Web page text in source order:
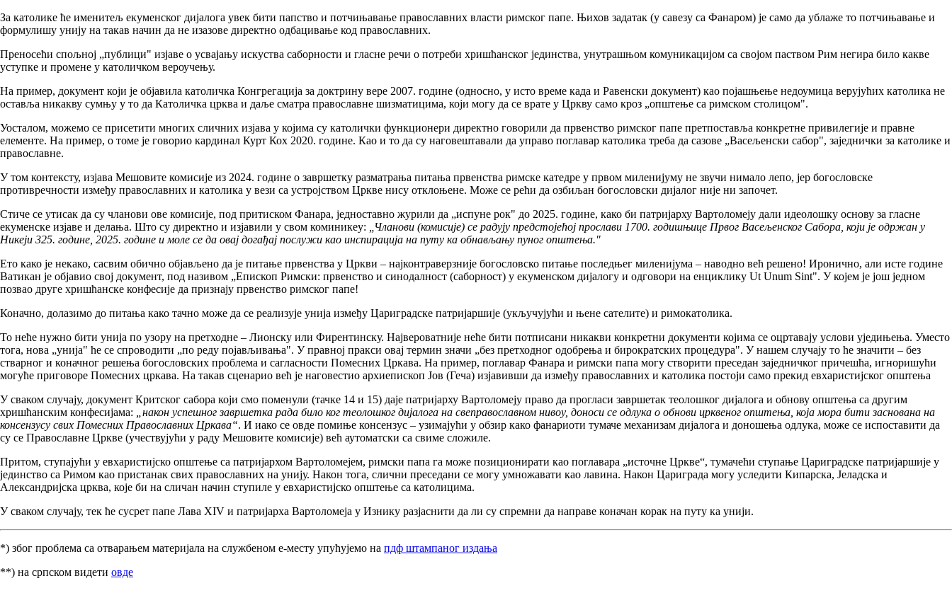
За католике ће именитељ екуменског дијалога увек бити папство и потчињавање православних власти римског папе. Њихов задатак (у савезу са Фанаром) је само да ублаже то потчињавање и
формулишу унију на такав начин да не изазове директно одбацивање код православних.
Преносећи спољној „публици" изјаве о усвајању искуства саборности и гласне речи о потреби хришћанског јединства, унутрашњом комуникацијом са својом паством Рим негира било какве
уступке и промене у католичком вероучењу.
На пример, документ који је објавила католичка Конгрегација за доктрину вере 2007. године (односно, у исто време када и Равенски документ) као појашњење недоумица верујућих католика не
оставља никакву сумњу у то да Католичка црква и даље сматра православне шизматицима, који могу да се врате у Цркву само кроз „општење са римском столицом".
Уосталом, можемо се присетити многих сличних изјава у којима су католички функционери директно говорили да првенство римског папе претпоставља конкретне привилегије и правне
елементе. На пример, о томе је говорио кардинал Курт Кох 2020. године. Као и то да су наговештавали да управо поглавар католика треба да сазове „Васељенски сабор", заједнички за католике и
православне.
У том контексту, изјава Мешовите комисије из 2024. године о завршетку разматрања питања првенства римске катедре у првом миленијуму не звучи нимало лепо, јер богословске
противречности између православних и католика у вези са устројством Цркве нису отклоњене. Може се рећи да озбиљан богословски дијалог није ни започет.
Стиче се утисак да су чланови ове комисије, под притиском Фанара, једноставно журили да „испуне рок" до 2025. године, како би патријарху Вартоломеју дали идеолошку основу за гласне
екуменске изјаве и делања. Што су директно и изјавили у свом коминикеу:
„Чланови (комисије) се радују предстојећој прослави 1700. годишњице Првог Васељенског Сабора, који је одржан у
Никеји 325. године, 2025. године и моле се да овај догађај послужи као инспирација на путу ка обнављању пуног општења."
Ето како је некако, сасвим обично објављено да је питање првенства у Цркви – најконтраверзније богословско питање последњег миленијума – наводно већ решено! Иронично, али исте године
Ватикан је објавио свој документ, под називом „Епископ Римски: првенство и синодалност (саборност) у екуменском дијалогу и одговори на енциклику Ut Unum Sint". У којем је још једном
позвао друге хришћанске конфесије да признају првенство римског папе!
Коначно, долазимо до питања како тачно може да се реализује унија између Цариградске патријаршије (укључујући и њене сателите) и римокатолика.
То неће нужно бити унија по узору на претходне – Лионску или Фирентинску. Највероватније неће бити потписани никакви конкретни документи којима се оцртавају услови уједињења. Уместо
тога, нова „унија" ће се спроводити „по реду појављивања". У правној пракси овај термин значи „без претходног одобрења и бирократских процедура". У нашем случају то ће значити – без
стварног и коначног решења богословских проблема и сагласности Помесних Цркава. На пример, поглавар Фанара и римски папа могу створити преседан заједничког причешћа, игноришући
могуће приговоре Помесних цркава. На такав сценарио већ је наговестио архиепископ Јов (Геча) изјавивши да између православних и католика постоји само прекид евхаристијског општења
У сваком случају, документ Критског сабора који смо поменули (тачке 14 и 15) даје патријарху Вартоломеју право да прогласи завршетак теолошког дијалога и обнову општења са другим
хришћанским конфесијама:
„након успешног завршетка рада било ког теолошког дијалога на свеправославном нивоу, доноси се одлука о обнови црквеног општења, која мора бити заснована на
консензусу свих Помесних Православних Цркава“. И иако се овде помиње консензус – узимајући у обзир како фанариоти тумаче механизам дијалога и доношења одлука, може се испоставити да
су се Православне Цркве (учествујући у раду Мешовите комисије) већ аутоматски са свиме сложиле.
Притом, ступајући у евхаристијско општење са патријархом Вартоломејем, римски папа га може позиционирати као поглавара „источне Цркве“, тумачећи ступање Цариградске патријаршије у
јединство са Римом као пристанак свих православних на унију. Након тога, слични преседани се могу умножавати као лавина. Након Цариграда могу уследити Кипарска, Јеладска и
Александријска црква, које би на сличан начин ступиле у евхаристијско општење са католицима.
У сваком случају, тек ће сусрет папе Лава XIV и патријарха Вартоломеја у Изнику разјаснити да ли су спремни да направе коначан корак на путу ка унији.
*) због проблема са отварањем материјала на службеном е-месту упућујемо на пдф штампаног издања
**) на српском видети овде